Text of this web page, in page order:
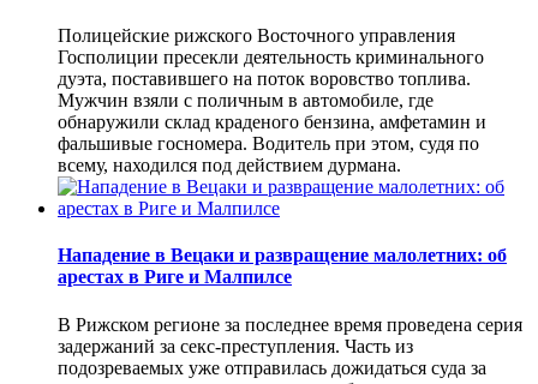
Полицейские рижского Восточного управления
Госполиции пресекли деятельность криминального
дуэта, поставившего на поток воровство топлива.
Мужчин взяли с поличным в автомобиле, где
обнаружили склад краденого бензина, амфетамин и
фальшивые госномера. Водитель при этом, судя по
всему, находился под действием дурмана.
Нападение в Вецаки и развращение малолетних: об
арестах в Риге и Малпилсе
В Рижском регионе за последнее время проведена серия
задержаний за секс-преступления. Часть из
подозреваемых уже отправилась дожидаться суда за